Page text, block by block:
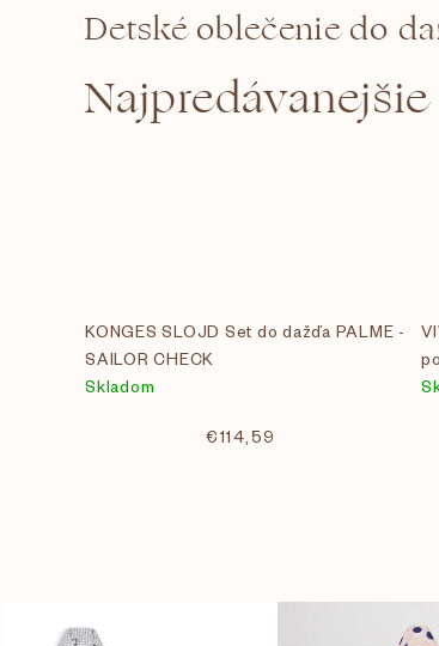
Detské oblečenie do
Najpredávanejšie
KONGES SLOJD Set do dažďa PALME -
SAILOR CHECK
Skladom
€114,59